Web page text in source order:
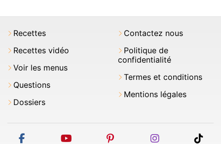
Recettes
Recettes vidéo
Voir les menus
Questions
Dossiers
Contactez nous
Politique de
confidentialité
Termes et conditions
Mentions légales
facebook youtube pinterest instagram